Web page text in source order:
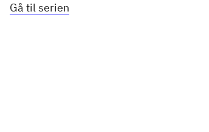
Gå til serien